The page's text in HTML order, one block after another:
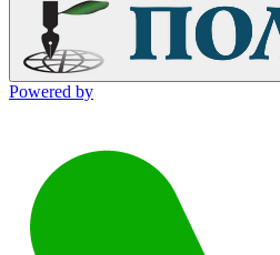
Powered by